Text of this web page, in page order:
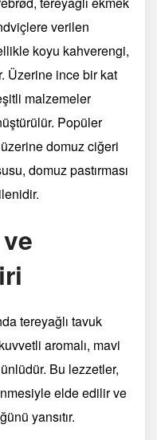
verilen
koyu kahverengi,
Üzerine ince bir kat
malzemeler
Popüler
domuz ciğeri
domuz pastırması
tereyağlı tavuk
aromalı, mavi
Bu lezzetler,
elde edilir ve
yansıtır.